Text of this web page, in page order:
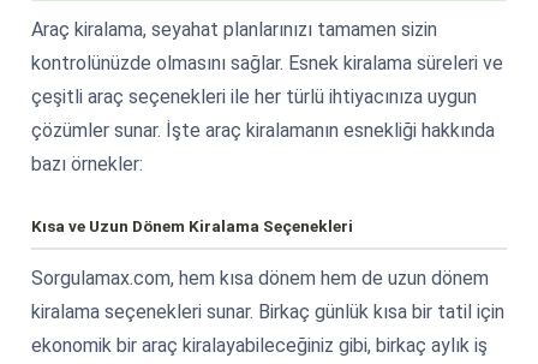
Araç kiralama, seyahat planlarınızı tamamen sizin
kontrolünüzde olmasını sağlar. Esnek kiralama süreleri ve
çeşitli araç seçenekleri ile her türlü ihtiyacınıza uygun
çözümler sunar. İşte araç kiralamanın esnekliği hakkında
bazı örnekler:
Kısa ve Uzun Dönem Kiralama Seçenekleri
Sorgulamax.com, hem kısa dönem hem de uzun dönem
kiralama seçenekleri sunar. Birkaç günlük kısa bir tatil için
ekonomik bir araç kiralayabileceğiniz gibi, birkaç aylık iş